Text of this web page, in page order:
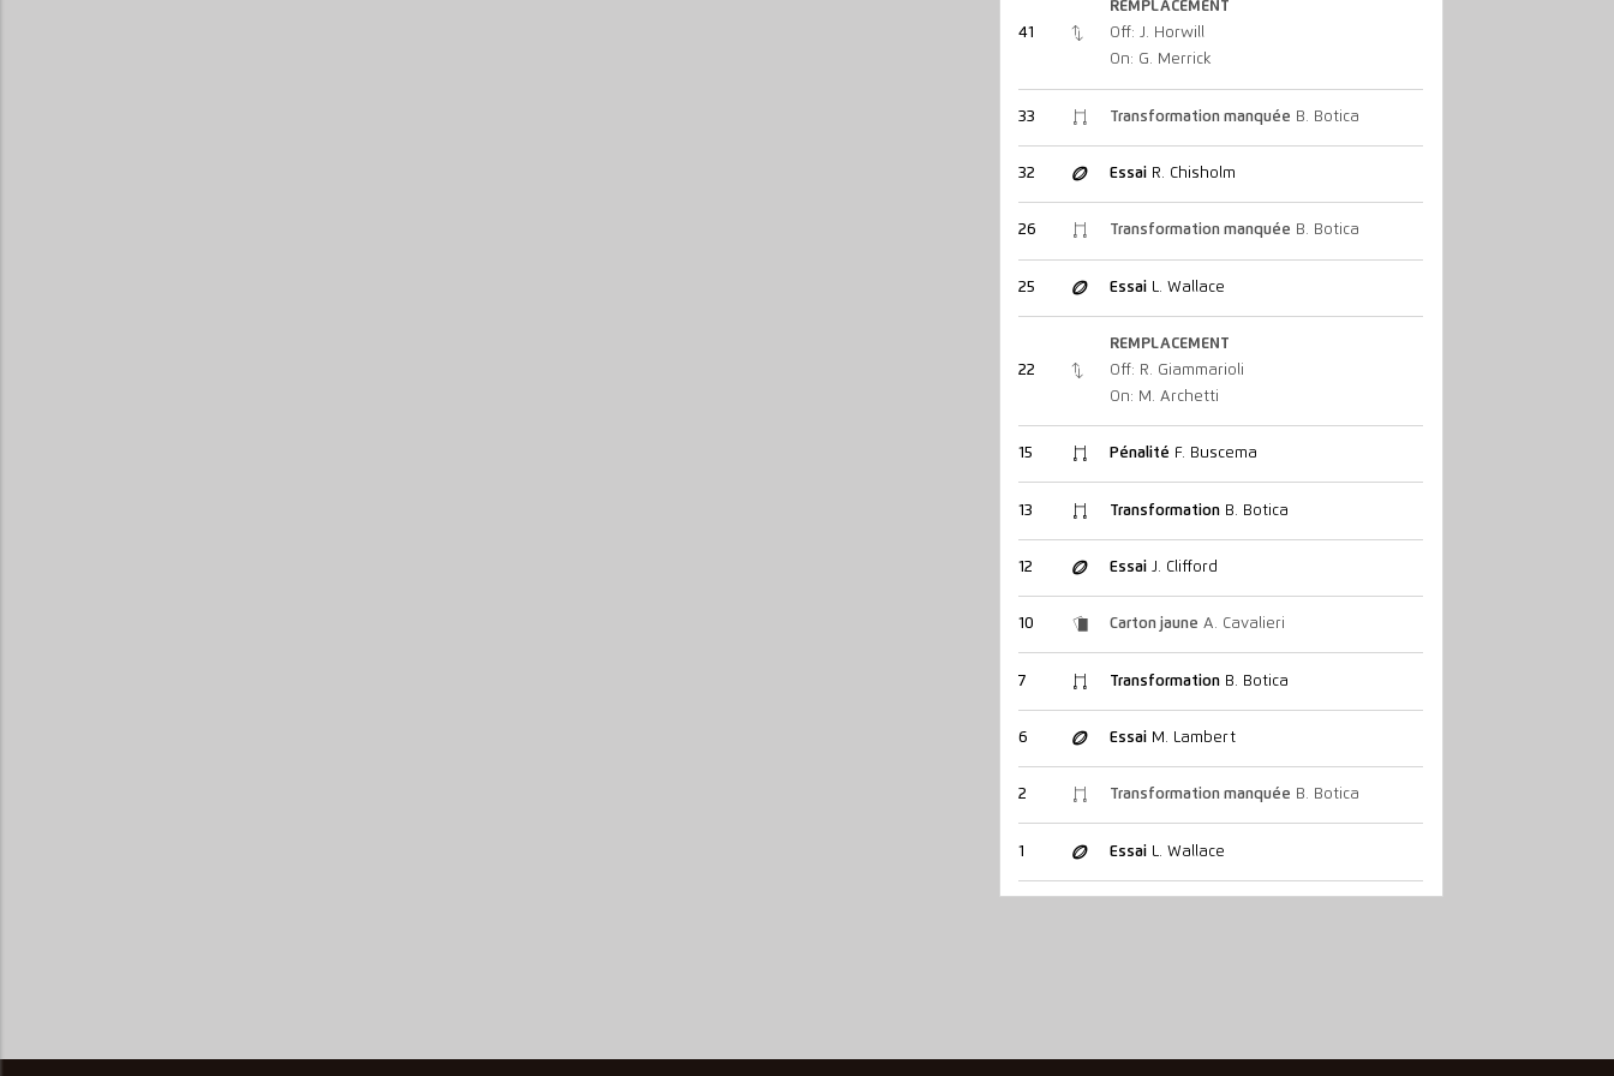
41
REMPLACEMENT
Off: J. Horwill
On: G. Merrick
33 Transformation manquée B. Botica
32 EssaiR. Chisholm
26 Transformation manquée B. Botica
25 EssaiL. Wallace
22
REMPLACEMENT
Off: R. Giammarioli
On: M. Archetti
15 Pénalité F. Buscema
13 TransformationB. Botica
12 EssaiJ. Clifford
10 Carton jaune A. Cavalieri
7 TransformationB. Botica
6 EssaiM. Lambert
2 Transformation manquée B. Botica
1 EssaiL. Wallace